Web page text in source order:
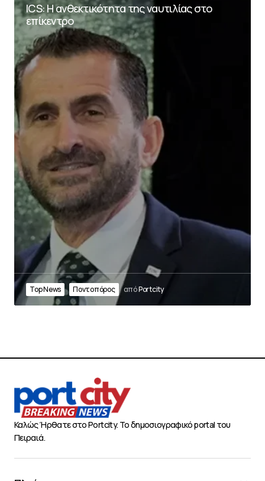
ICS: Η ανθεκτικότητα της ναυτιλίας στο
επίκεντρο
Top News Ποντοπόρος απόPortcity
Καλώς Ήρθατε στο Portcity. Το δημοσιογραφικό portal του
Πειραιά.